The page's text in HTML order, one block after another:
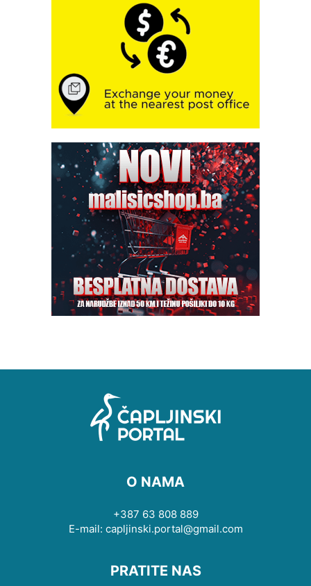
O NAMA
+387 63 808 889
E-mail: capljinski.portal@gmail.com
PRATITE NAS